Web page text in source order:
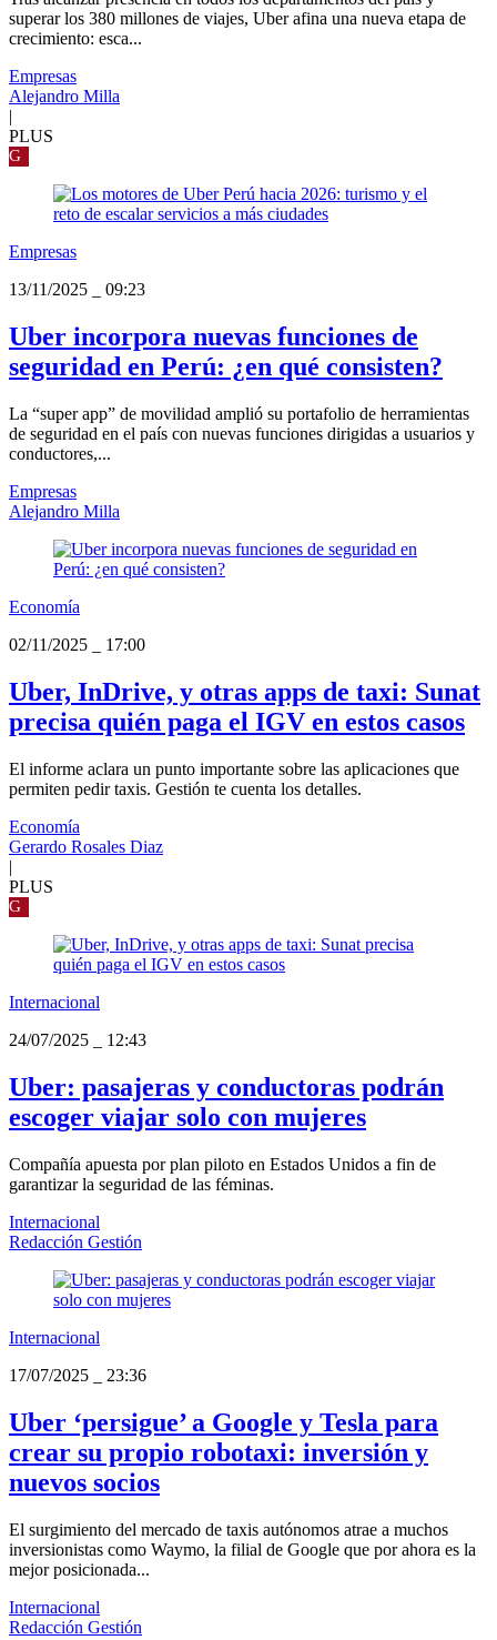
superar los 380 millones de viajes, Uber afina una nueva etapa de
crecimiento: esca...
Empresas
Alejandro Milla
|
PLUS
G
Empresas
13/11/2025
09:23
Uber incorpora nuevas funciones de
seguridad en Perú: ¿en qué consisten?
La “super app” de movilidad amplió su portafolio de herramientas
de seguridad en el país con nuevas funciones dirigidas a usuarios y
conductores,...
Empresas
Alejandro Milla
Economía
02/11/2025
17:00
Uber, InDrive, y otras apps de taxi: Sunat
precisa quién paga el IGV en estos casos
El informe aclara un punto importante sobre las aplicaciones que
permiten pedir taxis. Gestión te cuenta los detalles.
Economía
Gerardo Rosales Diaz
|
PLUS
G
Internacional
24/07/2025
12:43
Uber: pasajeras y conductoras podrán
escoger viajar solo con mujeres
Compañía apuesta por plan piloto en Estados Unidos a fin de
garantizar la seguridad de las féminas.
Internacional
Redacción Gestión
Internacional
17/07/2025
23:36
Uber ‘persigue’ a Google y Tesla para
crear su propio robotaxi: inversión y
nuevos socios
El surgimiento del mercado de taxis autónomos atrae a muchos
inversionistas como Waymo, la filial de Google que por ahora es la
mejor posicionada...
Internacional
Redacción Gestión